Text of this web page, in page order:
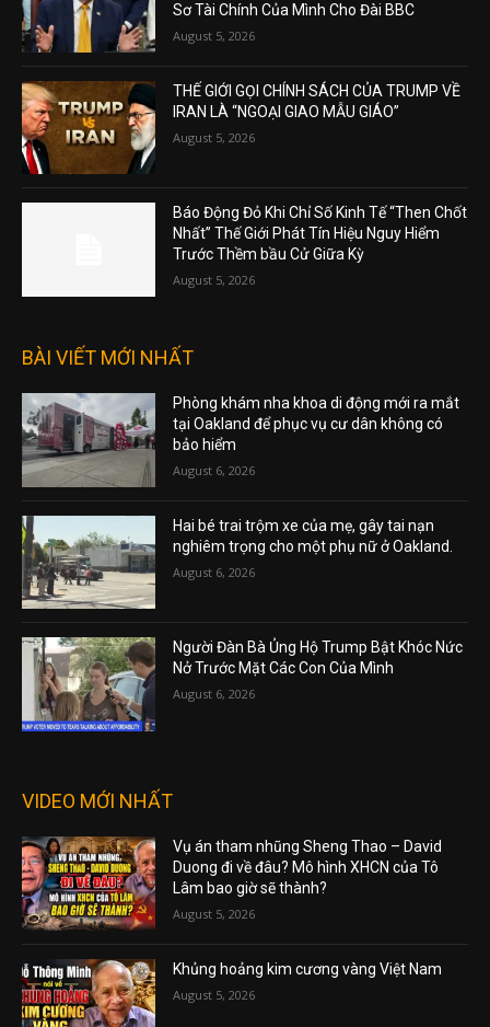
Sơ Tài Chính Của Mình Cho Đài BBC
August 5, 2026
THẾ GIỚI GỌI CHÍNH SÁCH CỦA TRUMP VỀ
IRAN LÀ “NGOẠI GIAO MẪU GIÁO”
August 5, 2026
Báo Động Đỏ Khi Chỉ Số Kinh Tế “Then Chốt
Nhất” Thế Giới Phát Tín Hiệu Nguy Hiểm
Trước Thềm bầu Cử Giữa Kỳ
August 5, 2026
BÀI VIẾT MỚI NHẤT
Phòng khám nha khoa di động mới ra mắt
tại Oakland để phục vụ cư dân không có
bảo hiểm
August 6, 2026
Hai bé trai trộm xe của mẹ, gây tai nạn
nghiêm trọng cho một phụ nữ ở Oakland.
August 6, 2026
Người Đàn Bà Ủng Hộ Trump Bật Khóc Nức
Nở Trước Mặt Các Con Của Mình
August 6, 2026
VIDEO MỚI NHẤT
Vụ án tham nhũng Sheng Thao – David
Duong đi về đâu? Mô hình XHCN của Tô
Lâm bao giờ sẽ thành?
August 5, 2026
Khủng hoảng kim cương vàng Việt Nam
August 5, 2026